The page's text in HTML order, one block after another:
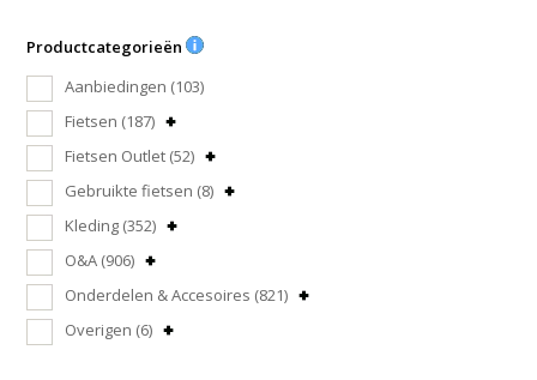
Productcategorieën
Aanbiedingen (103)
Fietsen (187)
Fietsen Outlet (52)
Gebruikte fietsen (8)
Kleding (352)
O&A (906)
Onderdelen & Accesoires (821)
Overigen (6)